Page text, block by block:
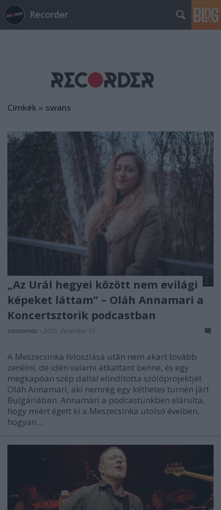
Recorder
Címkék » swans
„Az Urál hegyei között nem evilági
képeket láttam” – Oláh Annamari a
Koncertsztorik podcastban
soostamas • 2025. december 01.
A Meszecsinka feloszlása után nem akart tovább
zenélni, de idén valami átkattant benne, és egy
megkapóan szép dallal elindította szólóprojektjét
Oláh Annamari, aki nemrég egy kéthetes turnén járt
Bulgáriában. Annamari a podcastünkben elárulta,
hogy miért égett ki a Meszecsinka utolsó éveiben,
hogyan…